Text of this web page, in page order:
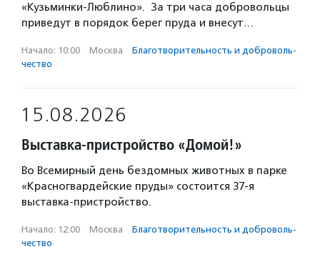
«Кузьминки-Люблино». За три часа добровольцы
приведут в порядок берег пруда и внесут…
Начало: 10:00 · Москва · Благотвори­тель­ность и доброволь­
чест­во
15.08.2026
Выставка-пристройство «Домой!»
Во Всемирный день бездомных животных в парке
«Красногвардейские пруды» состоится 37-я
выставка-пристройство.
Начало: 12:00 · Москва · Благотвори­тель­ность и доброволь­
чест­во